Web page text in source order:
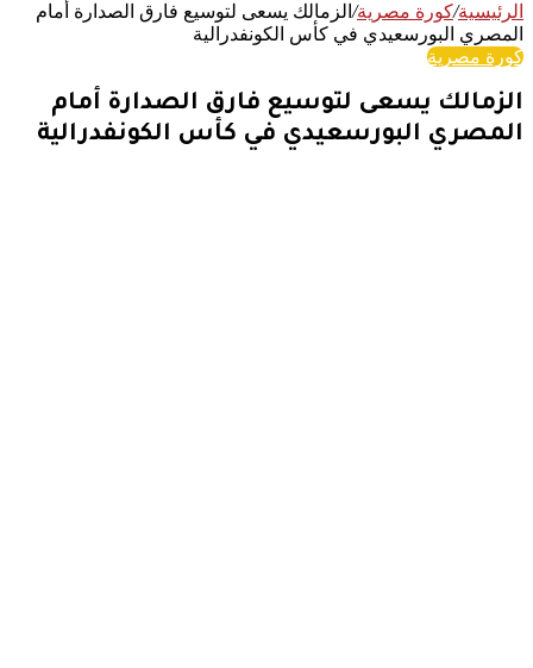
الرئيسية/كورة مصرية/ الزمالك يسعى لتوسيع فارق الصدارة أمام
المصري البورسعيدي في كأس الكونفدرالية
كورة مصرية
الزمالك يسعى لتوسيع فارق الصدارة أمام
المصري البورسعيدي في كأس الكونفدرالية